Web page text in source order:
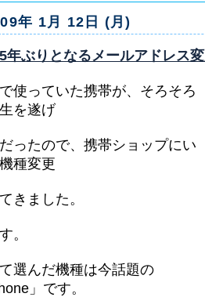
年 1月 12日 (月)
年ぶりとなるメールアドレス
使っていた携帯が、そろそろ
を遂げ
ったので、携帯ショップにい
種変更
きました。
。
選んだ機種は今話題の
」です。